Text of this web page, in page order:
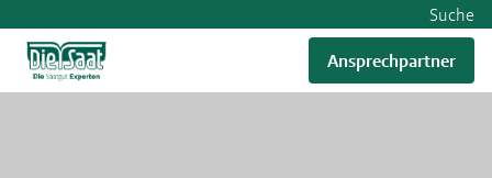
Suche
Ansprechpartner